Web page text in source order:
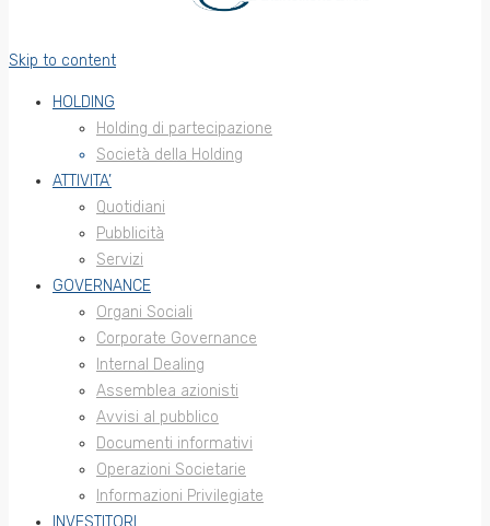
Skip to content
HOLDING
Holding di partecipazione
Società della Holding
ATTIVITA’
Quotidiani
Pubblicità
Servizi
GOVERNANCE
Organi Sociali
Corporate Governance
Internal Dealing
Assemblea azionisti
Avvisi al pubblico
Documenti informativi
Operazioni Societarie
Informazioni Privilegiate
INVESTITORI